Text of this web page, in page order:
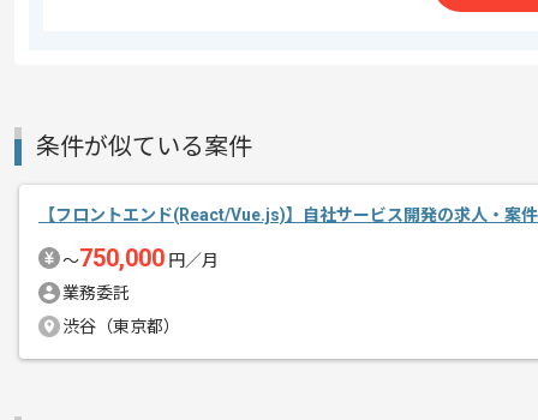
上記に似た経験やスキルをお持ちであれば
精算・お支払い
精算基準時間
その他募集要項
条件が似ている案件
【フロントエンド(React/Vue.js)】自社サービス開発の求人・案件
〜750,000 円／月
業務委託
渋谷（東京都）